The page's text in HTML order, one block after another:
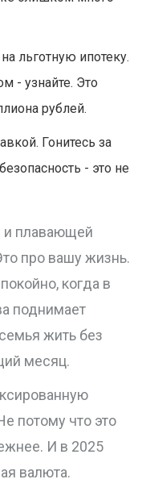
льготную ипотеку.
- узнайте. Это
рублей.
Гонитесь за
- это не
плавающей
про вашу жизнь.
когда в
поднимает
жить без
месяц.
потому что это
И в 2025
валюта.